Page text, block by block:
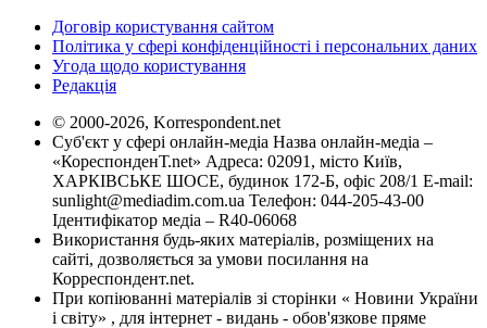
Договір користування сайтом
Політика у сфері конфіденційності і персональних даних
Угода щодо користування
Редакція
© 2000-2026, Korrespondent.net
Суб'єкт у сфері онлайн-медіа Назва онлайн-медіа –
«КореспонденТ.net» Адреса: 02091, місто Київ,
ХАРКІВСЬКЕ ШОСЕ, будинок 172-Б, офіс 208/1 E-mail:
sunlight@mediadim.com.ua Телефон: 044-205-43-00
Ідентифікатор медіа – R40-06068
Використання будь-яких матеріалів, розміщених на
сайті, дозволяється за умови посилання на
Корреспондент.net.
При копіюванні матеріалів зі сторінки « Новини України
і світу» , для інтернет - видань - обов'язкове пряме